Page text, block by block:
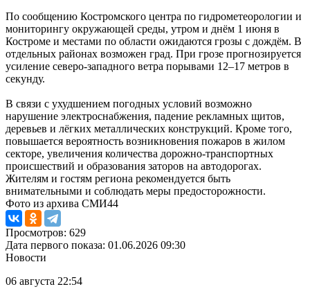
По сообщению Костромского центра по гидрометеорологии и
мониторингу окружающей среды, утром и днём 1 июня в
Костроме и местами по области ожидаются грозы с дождём. В
отдельных районах возможен град. При грозе прогнозируется
усиление северо-западного ветра порывами 12–17 метров в
секунду.
В связи с ухудшением погодных условий возможно
нарушение электроснабжения, падение рекламных щитов,
деревьев и лёгких металлических конструкций. Кроме того,
повышается вероятность возникновения пожаров в жилом
секторе, увеличения количества дорожно-транспортных
происшествий и образования заторов на автодорогах.
Жителям и гостям региона рекомендуется быть
внимательными и соблюдать меры предосторожности.
Фото из архива СМИ44
Просмотров: 629
Дата первого показа: 01.06.2026 09:30
Новости
06 августа 22:54